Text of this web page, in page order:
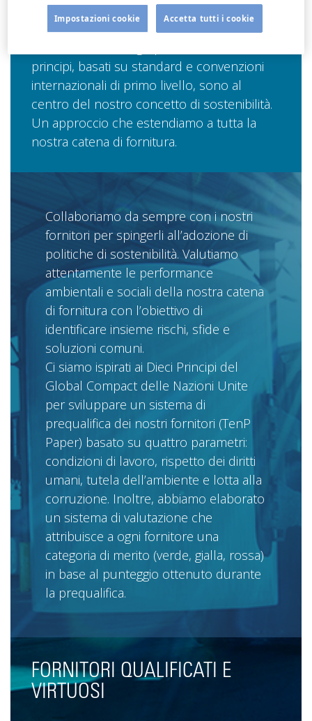
aziendale condivisa basata sull’integrità e
porre le basi per uno sviluppo realmente
principi, basati su standard e convenzioni
internazionali di primo livello, sono al
centro del nostro concetto di sostenibilità.
Un approccio che estendiamo a tutta la
nostra catena di fornitura.
Collaboriamo da sempre con i nostri
fornitori per spingerli all’adozione di
politiche di sostenibilità. Valutiamo
attentamente le performance
ambientali e sociali della nostra catena
di fornitura con l’obiettivo di
identificare insieme rischi, sfide e
soluzioni comuni.
Ci siamo ispirati ai Dieci Principi del
Global Compact delle Nazioni Unite
per sviluppare un sistema di
prequalifica dei nostri fornitori (TenP
Paper) basato su quattro parametri:
condizioni di lavoro, rispetto dei diritti
umani, tutela dell’ambiente e lotta alla
corruzione. Inoltre, abbiamo elaborato
un sistema di valutazione che
attribuisce a ogni fornitore una
categoria di merito (verde, gialla, rossa)
in base al punteggio ottenuto durante
la prequalifica.
FORNITORI QUALIFICATI E
VIRTUOSI
Impostazioni cookie Accetta tutti i cookie